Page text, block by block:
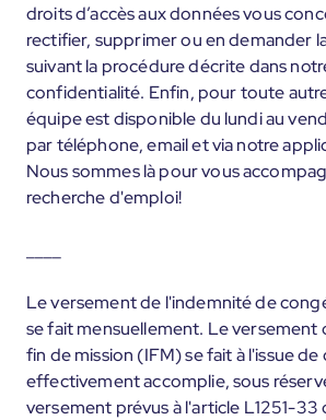
droits d’accès aux données vous
rectifier, supprimer ou en demander
suivant la procédure décrite dans
confidentialité. Enfin, pour toute
équipe est disponible du lundi au
par téléphone, email et via notre
Nous sommes là pour vous
recherche d'emploi!
Le versement de l'indemnité de
se fait mensuellement. Le versement
fin de mission (IFM) se fait à l'issue de
effectivement accomplie, sous
versement prévus à l'article L1251-33